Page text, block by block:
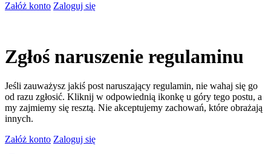
Załóż konto Zaloguj się
Zgłoś naruszenie regulaminu
Jeśli zauważysz jakiś post naruszający regulamin, nie wahaj się go
od razu zgłosić. Kliknij w odpowiednią ikonkę u góry tego postu, a
my zajmiemy się resztą. Nie akceptujemy zachowań, które obrażają
innych.
Załóż konto Zaloguj się